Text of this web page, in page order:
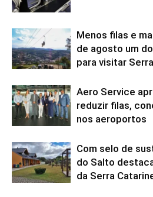
Menos filas e
de agosto um
para visitar
Aero Service
reduzir filas,
nos aeroportos
Com selo de
do Salto
da Serra